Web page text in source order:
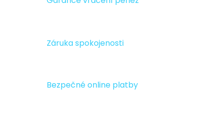
Záruka spokojenosti
Bezpečné online platby